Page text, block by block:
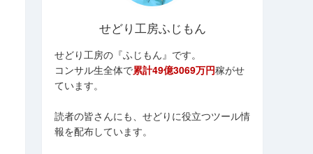
せどり工房ふじもん
せどり工房の『ふじもん』です。
コンサル生全体で累計49億3069万円稼がせ
ています。
読者の皆さんにも、せどりに役立つツール情
報を配布しています。